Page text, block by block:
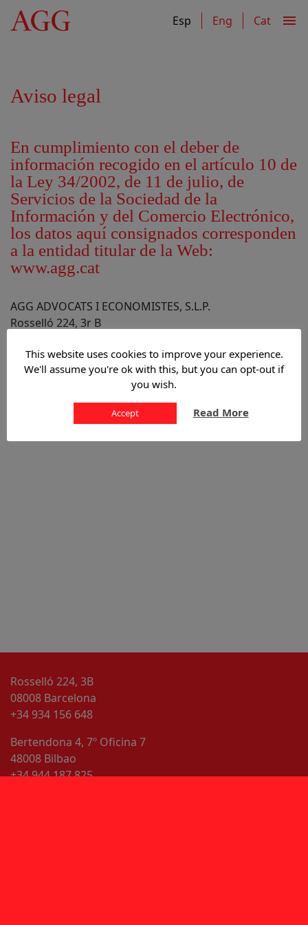
HeaderContent
Esp
Eng Cat menu
Aviso legal
En cumplimiento con el deber de
información recogido en el artículo 10 de
la Ley 34/2002, de 11 de julio, de
Servicios de la Sociedad de la
Información y del Comercio Electrónico,
los datos aquí consignados corresponden
a la entidad titular de la Web:
www.agg.cat
AGG ADVOCATS I ECONOMISTES, S.L.P.
Rosselló 224, 3r B
CIF: B-63870752
Tel. oficina: 93-415.66.48
Rosselló 224, 3B
08008 Barcelona
+34 934 156 648
Bertendona 4, 7º Oficina 7
48008 Bilbao
+34 944 187 825
This website uses cookies to improve your experience.
We'll assume you're ok with this, but you can opt-out if
you wish.
Accept Read More